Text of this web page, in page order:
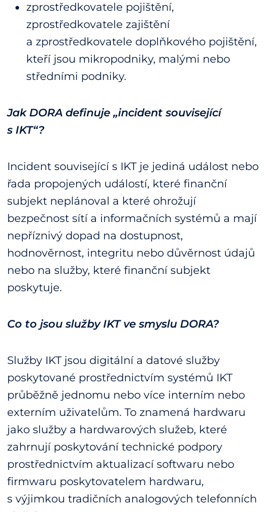
zprostředkovatele pojištění,
zprostředkovatele zajištění
a zprostředkovatele doplňkového pojištění,
kteří jsou mikropodniky, malými nebo
středními podniky.
Jak DORA definuje „incident související
s IKT“?
Incident související s IKT je jediná událost nebo
řada propojených událostí, které finanční
subjekt neplánoval a které ohrožují
bezpečnost sítí a informačních systémů a mají
nepříznivý dopad na dostupnost,
hodnověrnost, integritu nebo důvěrnost údajů
nebo na služby, které finanční subjekt
poskytuje.
Co to jsou služby IKT ve smyslu DORA?
Služby IKT jsou digitální a datové služby
poskytované prostřednictvím systémů IKT
průběžně jednomu nebo více interním nebo
externím uživatelům. To znamená hardwaru
jako služby a hardwarových služeb, které
zahrnují poskytování technické podpory
prostřednictvím aktualizací softwaru nebo
firmwaru poskytovatelem hardwaru,
s výjimkou tradičních analogových telefonních